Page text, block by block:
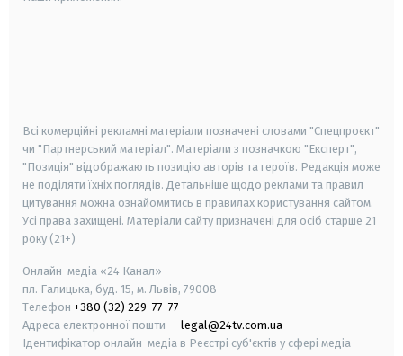
Всі комерційні рекламні матеріали позначені словами "Спецпроєкт"
чи "Партнерський матеріал". Матеріали з позначкою "Експерт",
"Позиція" відображають позицію авторів та героїв. Редакція може
не поділяти їхніх поглядів. Детальніше щодо реклами та правил
цитування можна ознайомитись в правилах користування сайтом.
Усі права захищені. Матеріали сайту призначені для осіб старше 21
року (21+)
Онлайн-медіа «24 Канал»
пл. Галицька, буд. 15, м. Львів, 79008
Телефон +380 (32) 229-77-77
Адреса електронної пошти — legal@24tv.com.ua
Ідентифікатор онлайн-медіа в Реєстрі суб'єктів у сфері медіа —